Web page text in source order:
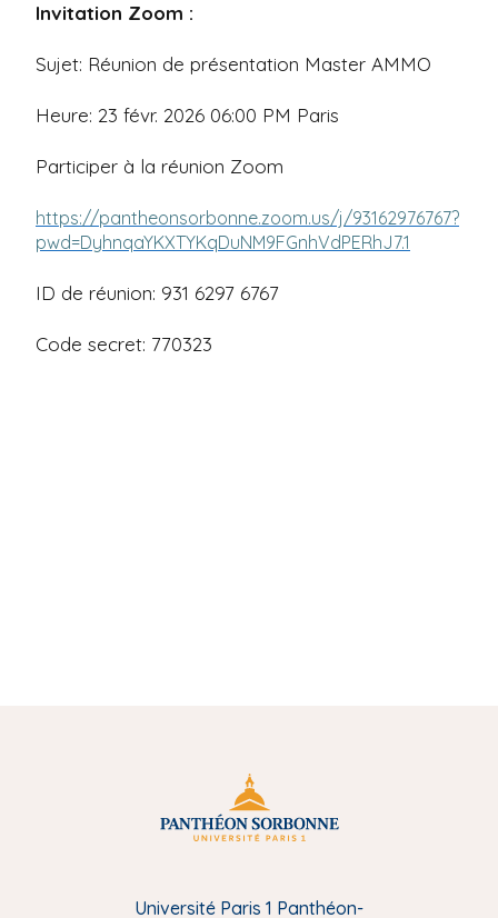
Invitation Zoom :
Sujet: Réunion de présentation Master AMMO
Heure: 23 févr. 2026 06:00 PM Paris
Participer à la réunion Zoom
https://pantheonsorbonne.zoom.us/j/93162976767?
pwd=DyhnqaYKXTYKqDuNM9FGnhVdPERhJ7.1
ID de réunion: 931 6297 6767
Code secret: 770323
Université Paris 1 Panthéon-